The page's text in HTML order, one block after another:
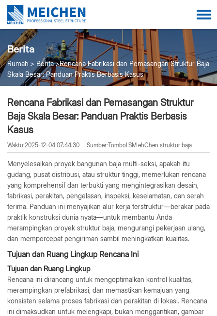
Berita
Rumah Berita
Rencana Fabrikasi dan Pemasangan Struktur Baja
Skala Besar: Panduan Praktis Berbasis Kasus
Rencana Fabrikasi dan Pemasangan Struktur
Baja Skala Besar: Panduan Praktis Berbasis
Kasus
Waktu:2025-12-04 07:44:30 Sumber:Tombol SM ehChen struktur baja
Menyelesaikan proyek bangunan baja multi-seksi, apakah itu
gudang, pusat distribusi, atau struktur tinggi, memerlukan rencana
yang komprehensif dan terbukti yang mengintegrasikan desain,
fabrikasi, perakitan, pengelasan, inspeksi, keselamatan, dan serah
terima. Panduan ini menyajikan alur kerja terstruktur—berakar pada
praktik konstruksi dunia nyata—untuk membantu Anda
merampingkan proyek struktur baja, mengurangi pekerjaan ulang,
dan mempercepat pengiriman sambil meningkatkan kualitas.
Tujuan dan Ruang Lingkup Rencana Ini
Tujuan dan Ruang Lingkup
Rencana ini dirancang untuk mengoptimalkan kontrol kualitas,
merampingkan prefabrikasi, dan memastikan kemajuan yang
konsisten selama proses fabrikasi dan perakitan di lokasi. Rencana
ini dimaksudkan untuk melengkapi, bukan menggantikan, gambar